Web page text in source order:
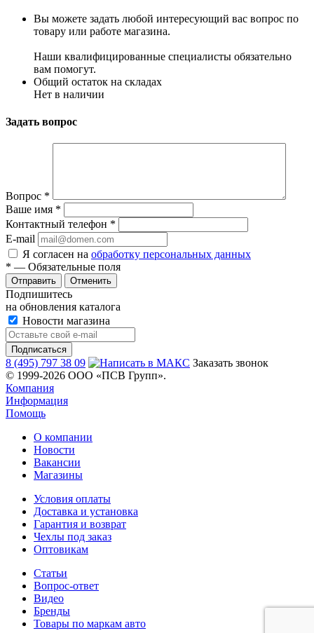
Вы можете задать любой интересующий вас вопрос по
товару или работе магазина.
Наши квалифицированные специалисты обязательно
вам помогут.
Общий остаток на складах
Нет в наличии
Задать вопрос
Вопрос *
Ваше имя *
Контактный телефон *
E-mail
Я согласен на обработку персональных данных
* — Обязательные поля
Отменить
Подпишитесь
на обновления каталога
Новости магазина
8 (495) 797 38 09
Заказать звонок
© 1999-2026 ООО «ПСВ Групп».
Компания
Информация
Помощь
О компании
Новости
Вакансии
Магазины
Условия оплаты
Доставка и установка
Гарантия и возврат
Чехлы под заказ
Оптовикам
Статьи
Вопрос-ответ
Видео
Бренды
Товары по маркам авто